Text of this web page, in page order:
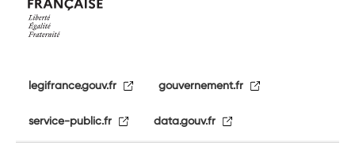
legifrance.gouv.fr gouvernement.fr
service-public.fr data.gouv.fr